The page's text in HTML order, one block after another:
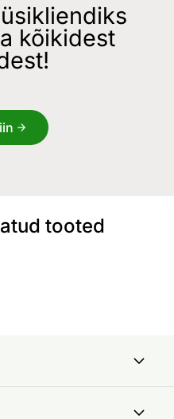
kõikidest
tooted